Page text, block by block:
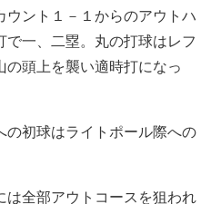
ント１－１からのアウトハ
一、二塁。丸の打球はレフ
の頭上を襲い適時打になっ
の初球はライトポール際への
全部アウトコースを狙われ